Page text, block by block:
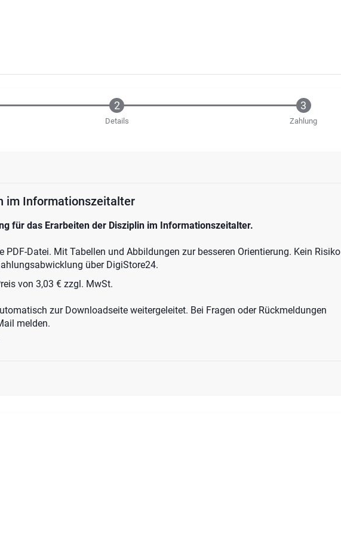
Details Zahlung
im Informationszeitalter
für das Erarbeiten der Disziplin im Informationszeitalter.
PDF-Datei. Mit Tabellen und Abbildungen zur besseren Orientierung. Kein Risiko
über DigiStore24.
von 3,03 € zzgl. MwSt.
zur Downloadseite weitergeleitet. Bei Fragen oder Rückmeldungen
melden.